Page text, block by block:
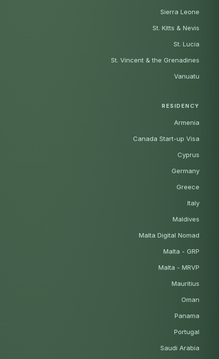
Sierra Leone
St. Kitts & Nevis
St. Lucia
St. Vincent & the Grenadines
Vanuatu
RESIDENCY
Armenia
Canada Start-up Visa
Cyprus
Germany
Greece
Italy
Maldives
Malta Digital Nomad
Malta - GRP
Malta - MRVP
Mauritius
Oman
Panama
Portugal
Saudi Arabia